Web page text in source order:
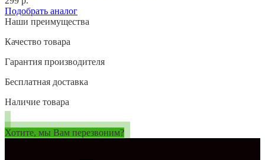
Подобрать аналог
Наши преимущества
Качество товара
Гарантия производителя
Бесплатная доставка
Наличие товара
Хотите, мы Вам перезвоним?